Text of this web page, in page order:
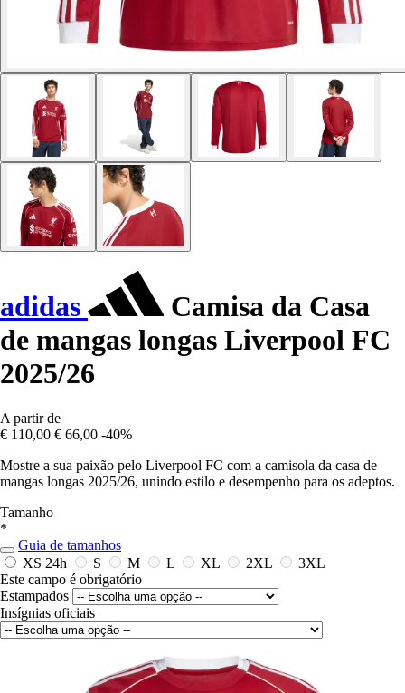
adidas
Camisa da Casa
de mangas longas Liverpool FC
2025/26
A partir de
€ 110,00 € 66,00 -40%
Mostre a sua paixão pelo Liverpool FC com a camisola da casa de
mangas longas 2025/26, unindo estilo e desempenho para os adeptos.
Tamanho
*
Guia de tamanhos
XS 24h S M L XL 2XL
3XL
Este campo é obrigatório
Estampados
Insígnias oficiais